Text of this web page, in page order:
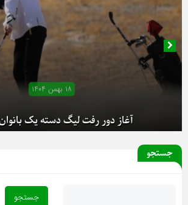
۱۸ بهمن ۱۴۰۴
آغاز دور رفت لیگ دسته یک بانوان
جستجو